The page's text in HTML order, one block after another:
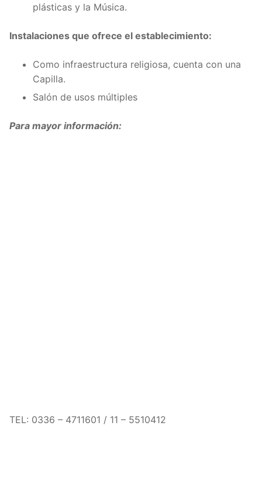
plásticas y la Música.
Instalaciones que ofrece el establecimiento:
Como infraestructura religiosa, cuenta con una
Capilla.
Salón de usos múltiples
Para mayor información:
TEL: 0336 – 4711601 / 11 – 5510412